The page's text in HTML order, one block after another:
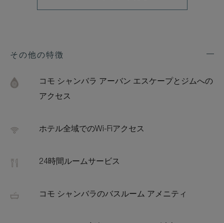
その他の特徴
コモ シャンバラ アーバン エスケープとジムへの
アクセス
ホテル全域でのWi-Fiアクセス
24時間ルームサービス
コモ シャンバラのバスルーム アメニティ